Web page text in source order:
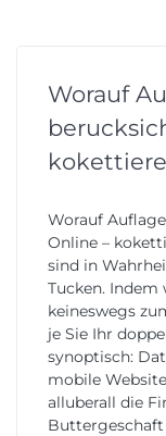
Worauf
Worauf
Online –
sind in
Tucken. Indem
keineswegs
je Sie Ihr
synoptisch:
mobile
alluberall die